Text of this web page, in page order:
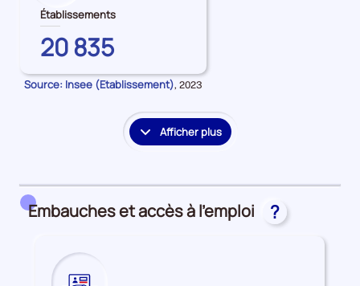
de
données
sur
les
Établissements
Établissements
COTES-
D'ARMOR
20 835
Source: Insee (Etablissement), Données
la
2023
Afficher plus
le
et
Embauches et accès à l’emploi ?